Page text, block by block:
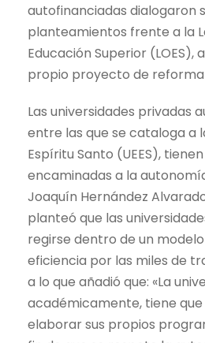
autofinanciadas dialogaron
planteamientos frente a la
Educación Superior (LOES),
propio proyecto de reforma
Las universidades privadas
entre las que se cataloga a
Espíritu Santo (UEES),
encaminadas a la
Joaquín Hernández
planteó que las
regirse dentro de un
eficiencia por las miles de
a lo que añadió que: «La
académicamente, tiene
elaborar sus propios